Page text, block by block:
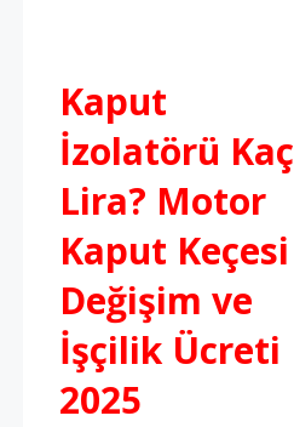
Kaput
İzolatörü Kaç
Lira? Motor
Kaput Keçesi
Değişim ve
İşçilik Ücreti
2025